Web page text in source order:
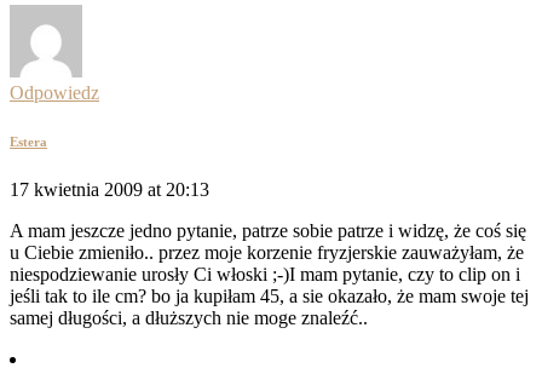
Odpowiedz
Estera
17 kwietnia 2009 at 20:13
A mam jeszcze jedno pytanie, patrze sobie patrze i widzę, że coś się
u Ciebie zmieniło.. przez moje korzenie fryzjerskie zauważyłam, że
niespodziewanie urosły Ci włoski ;-)I mam pytanie, czy to clip on i
jeśli tak to ile cm? bo ja kupiłam 45, a sie okazało, że mam swoje tej
samej długości, a dłuższych nie moge znaleźć..